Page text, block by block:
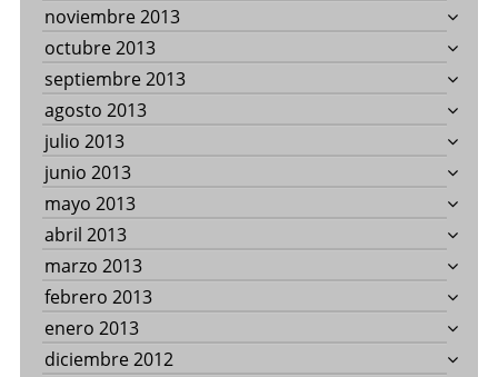
noviembre 2013
octubre 2013
septiembre 2013
agosto 2013
julio 2013
junio 2013
mayo 2013
abril 2013
marzo 2013
febrero 2013
enero 2013
diciembre 2012